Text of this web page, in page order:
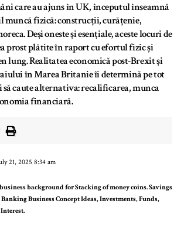
care au ajuns în UK, începutul înseamnă
muncă fizică: construcții, curățenie,
Deși oneste și esențiale, aceste locuri de
prost plătite în raport cu efortul fizic și
lung. Realitatea economică post-Brexit și
în Marea Britanie îi determină pe tot
caute alternativa: recalificarea, munca
financiară.
21, 2025 8:34 am
background for Stacking of money coins. Savings
Business Concept Ideas, Investments, Funds,